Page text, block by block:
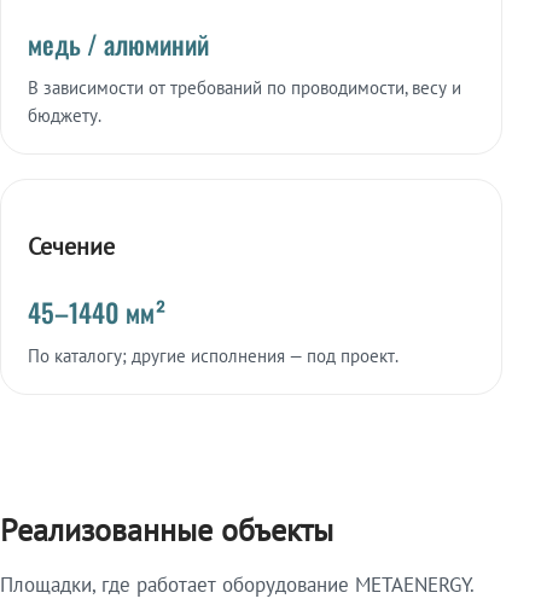
медь / алюминий
В зависимости от требований по проводимости, весу и
бюджету.
Сечение
45–1440 мм²
По каталогу; другие исполнения — под проект.
Реализованные объекты
Площадки, где работает оборудование METAENERGY.